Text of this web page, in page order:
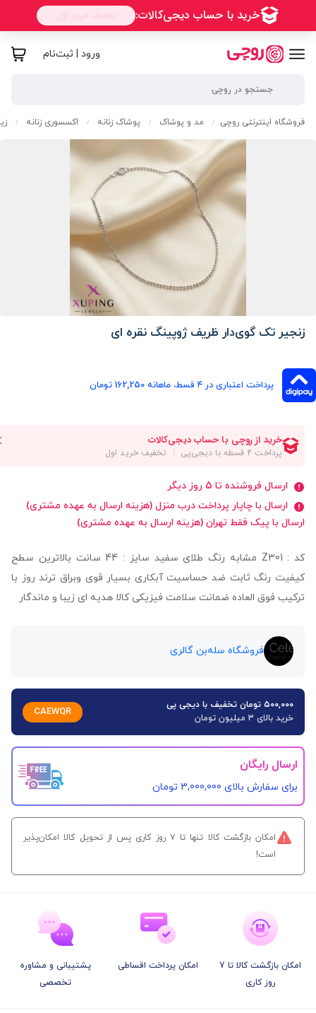
ورود | ثبت‌نام
فروشگاه اینترنتی روچی / مد و پوشاک / پوشاک زنانه / اکسسوری زنانه /
زنجیر تک گوی‌دار ظریف ژوپینگ نقره ای
پرداخت اعتباری در ۴ قسط، ماهانه 162,250 تومان
ارسال فروشنده تا 5 روز دیگر
ارسال با چاپار پرداخت درب منزل (هزینه ارسال به عهده مشتری)
ارسال با پیک فقط تهران (هزینه ارسال به عهده مشتری)
کد : Z301 مشابه رنگ طلای سفید سایز : 44 سانت بالاترین سطح
کیفیت رنگ ثابت ضد حساسیت آبکاری بسیار قوی وبراق ترند روز با
ترکیب فوق العاده ضمانت سلامت فیزیکی کالا هدیه ای زیبا و ماندگار
فروشگاه سله‌بن گالری
۵۰۰,۰۰۰ تومان تخفیف با دیجی پی
خرید بالای 3 میلیون تومان
CAEWQR
ارسال رایگان
برای سفارش‌ بالای 3,000,000 تومان
امکان بازگشت کالا تنها تا ۷ روز کاری پس از تحویل کالا امکان‌پذیر
است!
امکان بازگشت کالا تا 7
روز کاری
امکان پرداخت اقساطی
پشتیبانی و مشاوره
تخصصی